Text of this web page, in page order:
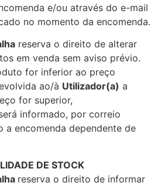
e/ou através do e-mail
no momento da encomenda.
reserva o direito de alterar
em venda sem aviso prévio.
for inferior ao preço
ao/à Utilizador(a) a
for superior,
informado, por correio
a encomenda dependente de
DE STOCK
reserva o direito de informar